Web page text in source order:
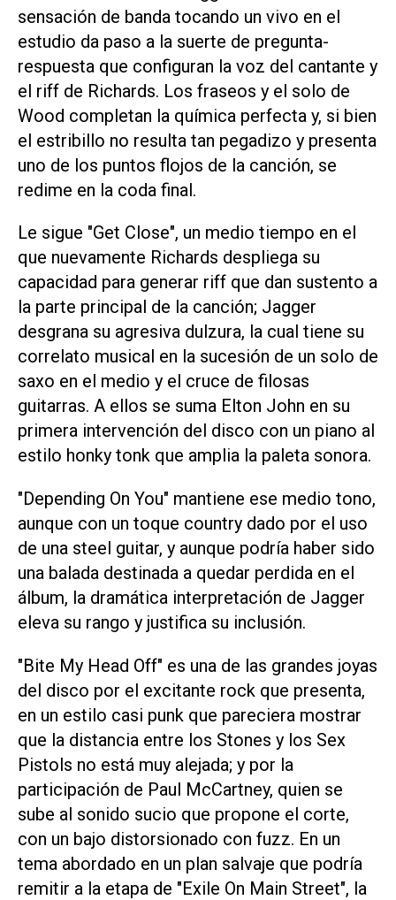
sensación de banda tocando un vivo en el
estudio da paso a la suerte de pregunta-
respuesta que configuran la voz del cantante y
el riff de Richards. Los fraseos y el solo de
Wood completan la química perfecta y, si bien
el estribillo no resulta tan pegadizo y presenta
uno de los puntos flojos de la canción, se
redime en la coda final.
Le sigue "Get Close", un medio tiempo en el
que nuevamente Richards despliega su
capacidad para generar riff que dan sustento a
la parte principal de la canción; Jagger
desgrana su agresiva dulzura, la cual tiene su
correlato musical en la sucesión de un solo de
saxo en el medio y el cruce de filosas
guitarras. A ellos se suma Elton John en su
primera intervención del disco con un piano al
estilo honky tonk que amplia la paleta sonora.
"Depending On You" mantiene ese medio tono,
aunque con un toque country dado por el uso
de una steel guitar, y aunque podría haber sido
una balada destinada a quedar perdida en el
álbum, la dramática interpretación de Jagger
eleva su rango y justifica su inclusión.
"Bite My Head Off" es una de las grandes joyas
del disco por el excitante rock que presenta,
en un estilo casi punk que pareciera mostrar
que la distancia entre los Stones y los Sex
Pistols no está muy alejada; y por la
participación de Paul McCartney, quien se
sube al sonido sucio que propone el corte,
con un bajo distorsionado con fuzz. En un
tema abordado en un plan salvaje que podría
remitir a la etapa de "Exile On Main Street", la